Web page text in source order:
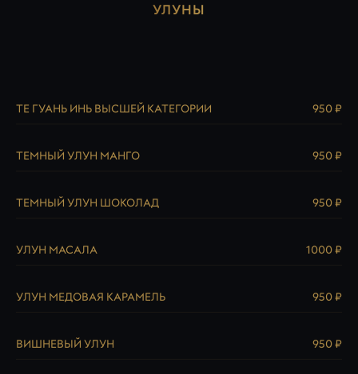
УЛУНЫ
ТЕ ГУАНЬ ИНЬ ВЫСШЕЙ КАТЕГОРИИ 950 ₽
ТЕМНЫЙ УЛУН МАНГО 950 ₽
ТЕМНЫЙ УЛУН ШОКОЛАД 950 ₽
УЛУН МАСАЛА 1000 ₽
УЛУН МЕДОВАЯ КАРАМЕЛЬ 950 ₽
ВИШНЕВЫЙ УЛУН 950 ₽